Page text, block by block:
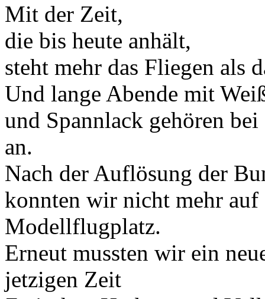
Mit der Zeit,
die bis heute anhält,
steht mehr das Fliegen als
Und lange Abende mit
und Spannlack gehören
an.
Nach der Auflösung der
konnten wir nicht mehr auf
Modellflugplatz.
Erneut mussten wir ein
jetzigen Zeit